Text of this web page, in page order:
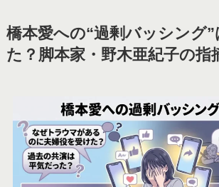
橋本愛への“過剰バッシング”
た？脚本家・野木亜紀子の指